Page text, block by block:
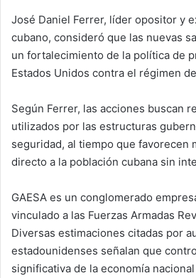
José Daniel Ferrer, líder opositor y
cubano, consideró que las nuevas
un fortalecimiento de la política de
Estados Unidos contra el régimen
Según Ferrer, las acciones buscan
utilizados por las estructuras
seguridad, al tiempo que favorecen
directo a la población cubana sin
GAESA es un conglomerado
vinculado a las Fuerzas Armadas
Diversas estimaciones citadas por
estadounidenses señalan que
significativa de la economía